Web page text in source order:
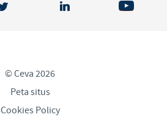
© Ceva 2026
Peta situs
Cookies Policy